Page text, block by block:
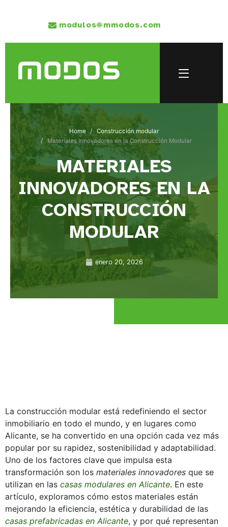
modulos@mmodos.com
Home
Construcción modular
Materiales Innovadores en la Construcción Modular
MATERIALES
INNOVADORES EN LA
CONSTRUCCIÓN
MODULAR
enero 20, 2026
La construcción modular está redefiniendo el sector
inmobiliario en todo el mundo, y en lugares como
Alicante, se ha convertido en una opción cada vez más
popular por su rapidez, sostenibilidad y adaptabilidad.
Uno de los factores clave que impulsa esta
transformación son los materiales innovadores que se
utilizan en las casas modulares en Alicante. En este
artículo, exploramos cómo estos materiales están
mejorando la eficiencia, estética y durabilidad de las
casas prefabricadas en Alicante, y por qué representan